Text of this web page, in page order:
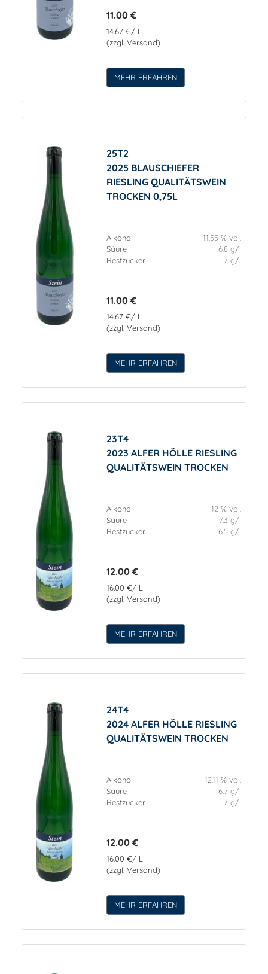
11.00 €
14.67 €/ L
(zzgl. Versand)
MEHR ERFAHREN
25T2
2025 BLAUSCHIEFER
RIESLING QUALITÄTSWEIN
TROCKEN 0,75L
Alkohol
11.55 % vol.
Säure
6.8 g/l
Restzucker
7 g/l
11.00 €
14.67 €/ L
(zzgl. Versand)
MEHR ERFAHREN
23T4
2023 ALFER HÖLLE RIESLING
QUALITÄTSWEIN TROCKEN
Alkohol
12 % vol.
Säure
7.3 g/l
Restzucker
6.5 g/l
12.00 €
16.00 €/ L
(zzgl. Versand)
MEHR ERFAHREN
24T4
2024 ALFER HÖLLE RIESLING
QUALITÄTSWEIN TROCKEN
Alkohol
12.11 % vol.
Säure
6.7 g/l
Restzucker
7 g/l
12.00 €
16.00 €/ L
(zzgl. Versand)
MEHR ERFAHREN